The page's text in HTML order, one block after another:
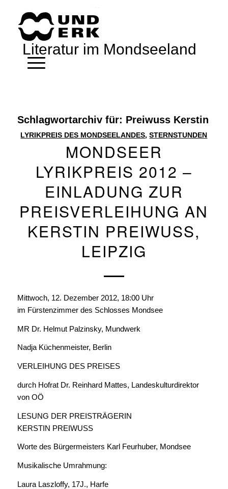
Literatur im Mondseeland
Schlagwortarchiv für: Preiwuss Kerstin
LYRIKPREIS DES MONDSEELANDES,STERNSTUNDEN
MONDSEER
LYRIKPREIS 2012 –
EINLADUNG ZUR
PREISVERLEIHUNG AN
KERSTIN PREIWUSS,
LEIPZIG
Mittwoch, 12. Dezember 2012, 18:00 Uhr
im Fürstenzimmer des Schlosses Mondsee
MR Dr. Helmut Palzinsky, Mundwerk
Nadja Küchenmeister, Berlin
VERLEIHUNG DES PREISES
durch Hofrat Dr. Reinhard Mattes, Landeskulturdirektor
von OÖ
LESUNG DER PREISTRÄGERIN
KERSTIN PREIWUSS
Worte des Bürgermeisters Karl Feurhuber, Mondsee
Musikalische Umrahmung:
Laura Laszloffy, 17J., Harfe